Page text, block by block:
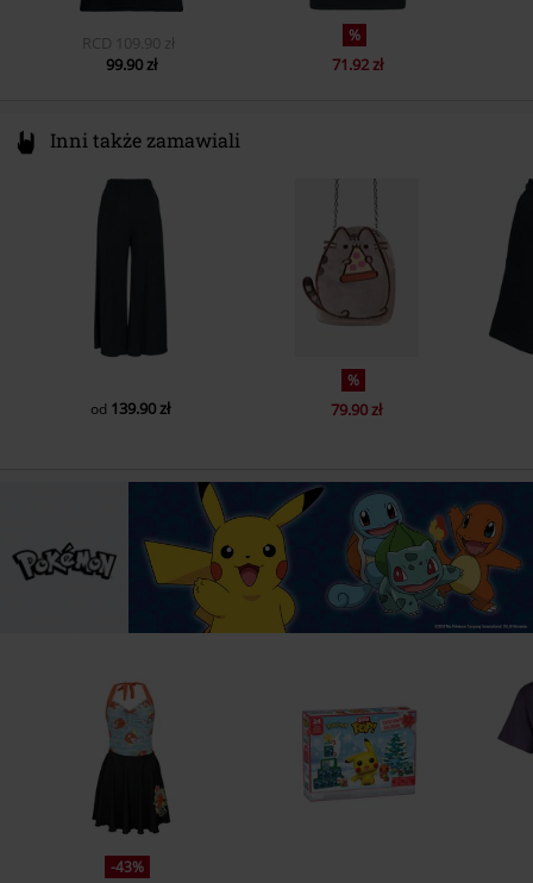
RCD
109.90 zł
99.90 zł
%
71.92 zł
Inni także zamawiali
od 139.90 zł
%
79.90 zł
-43%